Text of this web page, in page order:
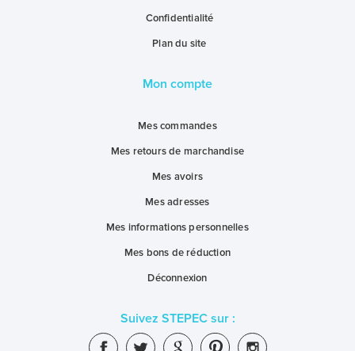
Confidentialité
Plan du site
Mon compte
Mes commandes
Mes retours de marchandise
Mes avoirs
Mes adresses
Mes informations personnelles
Mes bons de réduction
Déconnexion
Suivez STEPEC sur :